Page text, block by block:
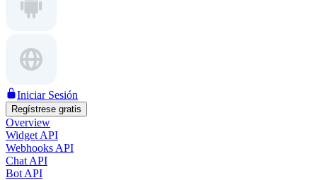
Iniciar Sesión
Regístrese gratis
Overview
Widget API
Webhooks API
Chat API
Bot API